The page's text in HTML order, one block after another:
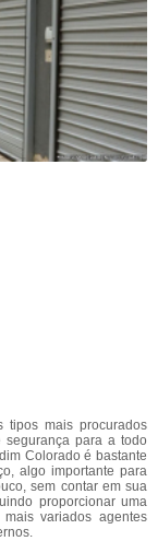
tipos mais procurados
segurança para a todo
Colorado é bastante
algo importante para
sem contar em sua
proporcionar uma
variados agentes